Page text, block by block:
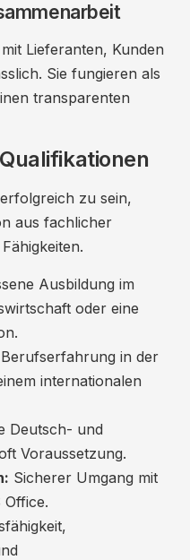
Lieferanten, Kunden
Sie fungieren als
transparenten
zu sein,
aus fachlicher
Ausbildung im
oder eine
in der
internationalen
Deutsch- und
Voraussetzung.
Sicherer Umgang mit